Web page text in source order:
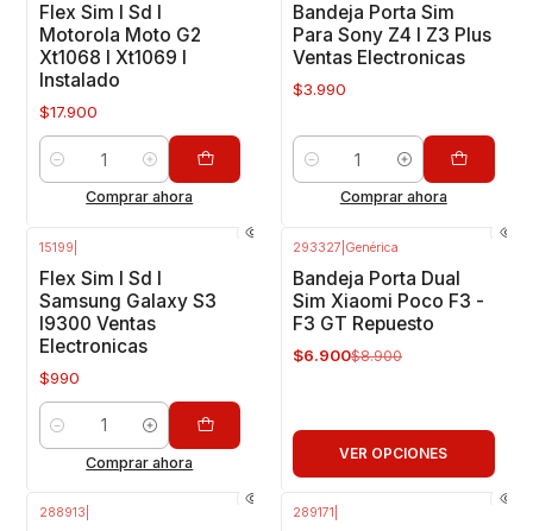
Flex Sim I Sd I
Motorola Moto G2
Xt1068 I Xt1069 I
Instalado
$17.900
Cantidad
Comprar ahora
Bandeja Porta Sim
Para Sony Z4 I Z3 Plus
Ventas Electronicas
$3.990
Cantidad
Comprar ahora
15199
Flex Sim I Sd I
Samsung Galaxy S3
I9300 Ventas
Electronicas
$990
Cantidad
Comprar ahora
293327 Genérica
Bandeja Porta Dual
Sim Xiaomi Poco F3 -
F3 GT Repuesto
$6.900$8.900
VER OPCIONES
288913 289171